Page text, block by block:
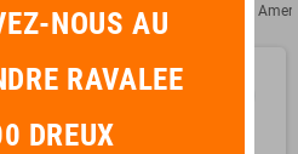
chevron_rightBaguette Olive Nylon chevron_right VIC FIRTH
NOUS AU
RAVALEE
DREUX